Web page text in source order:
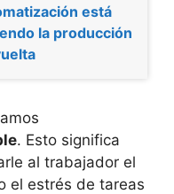
está
la producción
. Esto significa
al trabajador el
el estrés de tareas